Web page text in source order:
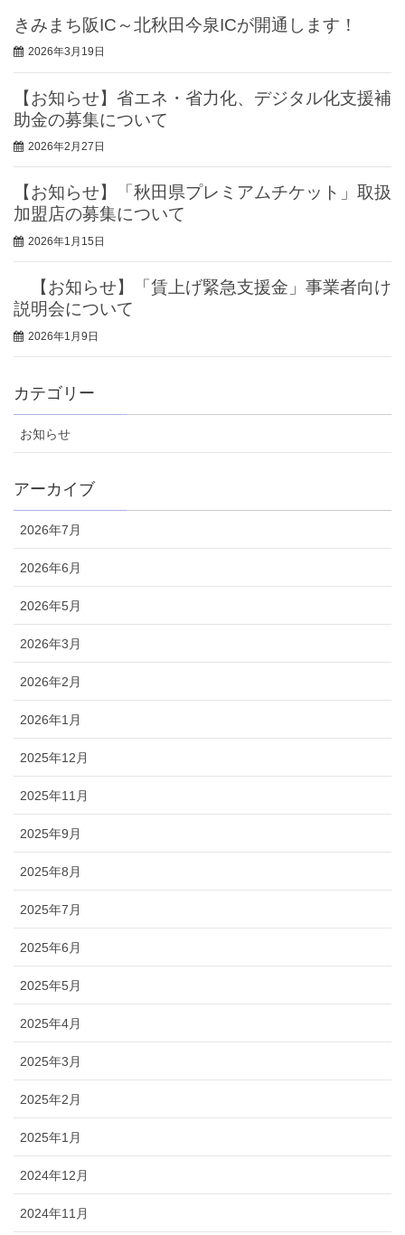
きみまち阪IC～北秋田今泉ICが開通します！
2026年3月19日
【お知らせ】省エネ・省力化、デジタル化支援補
助金の募集について
2026年2月27日
【お知らせ】「秋田県プレミアムチケット」取扱
加盟店の募集について
2026年1月15日
【お知らせ】「賃上げ緊急支援金」事業者向け
説明会について
2026年1月9日
カテゴリー
お知らせ
アーカイブ
2026年7月
2026年6月
2026年5月
2026年3月
2026年2月
2026年1月
2025年12月
2025年11月
2025年9月
2025年8月
2025年7月
2025年6月
2025年5月
2025年4月
2025年3月
2025年2月
2025年1月
2024年12月
2024年11月